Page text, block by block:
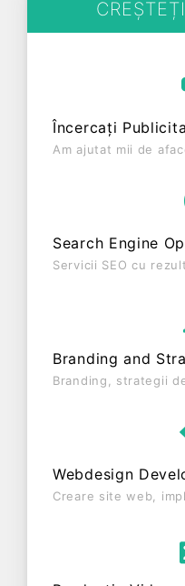
sediul social
judetul ALBA,
S.R.L. a fost fondată
vechime de 4 ani.
cifră de afaceri de 0
cu un număr mediu
din punct de vedere
Încercați
Am ajutat mii de
Search Engine
Servicii SEO cu
Branding and
Branding, strategii
Webdesign
Creare site web,